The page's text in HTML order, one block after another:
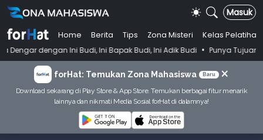
Masuk
Home Berita Tips Zona Misteri
Kelas Pelatihan
Ini Budi, Ini Bapak Budi, Ini Adik Budi
• Punya Tujuan Dekatkan
forHat: Temukan Zona Mahasiswa Baru ×
Download sekarang di Play Store & App Store. Temukan berbagai fitur menarik
lainnya dan nikmati Media Sosial forHat di dalamnya!